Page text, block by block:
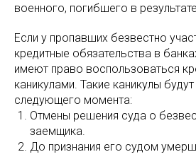
военного, погибшего в
Если у пропавших безвестно
кредитные обязательства в
имеют право воспользоваться
каникулами. Такие каникулы
следующего момента:
Отмены решения суда о
заемщика.
До признания его судом